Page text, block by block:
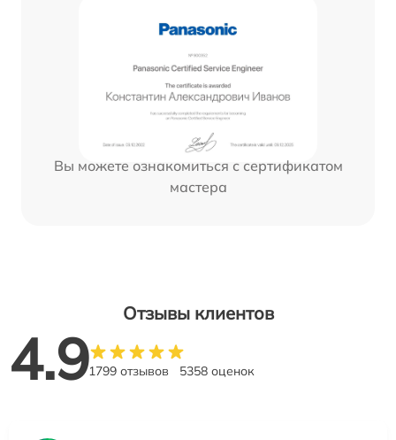
Вы можете ознакомиться с сертификатом
мастера
Отзывы клиентов
4.91799 отзывов 5358 оценок